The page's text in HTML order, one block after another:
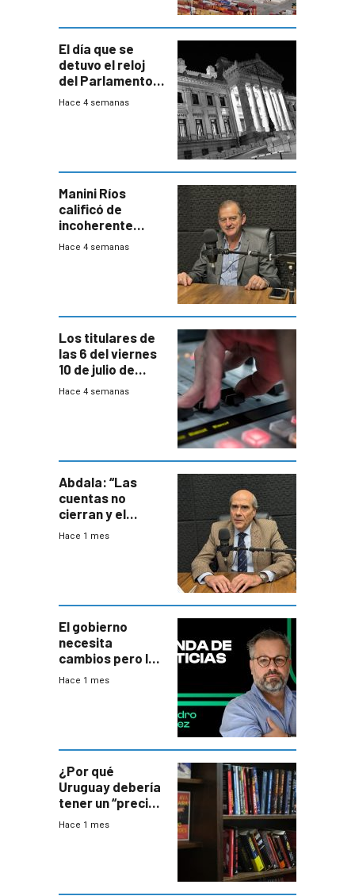
El día que se
detuvo el reloj
del Parlamento
para negociar
Hace 4 semanas
Manini Ríos
calificó de
incoherente
decisión de
Hace 4 semanas
Los titulares de
las 6 del viernes
10 de julio de
2026
Hace 4 semanas
Abdala: “Las
cuentas no
cierran y el
balance del
Hace 1 mes
El gobierno
necesita
cambios pero los
ministros tienen
Hace 1 mes
¿Por qué
Uruguay debería
tener un “precio
único” en los
Hace 1 mes